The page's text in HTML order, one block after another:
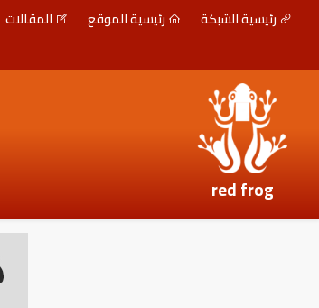
رئيسية الشبكة رئيسية الموقع المقالات
red frog